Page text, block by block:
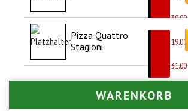
CHF30.00
Pizza Quattro
Stagioni
19.00
31.00
WARENKORB